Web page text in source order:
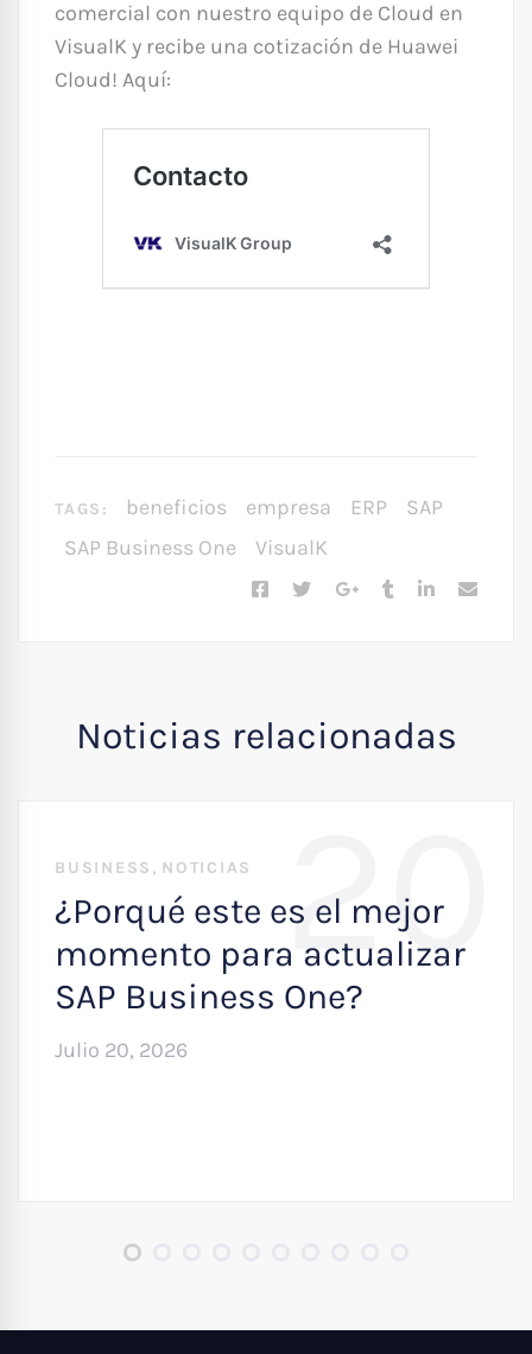
comercial con nuestro equipo de Cloud en
VisualK y recibe una cotización de Huawei
Cloud! Aquí:
TAGS: beneficios empresa ERP
SAP
SAP Business One
VisualK
Noticias relacionadas
20
BUSINESS , NOTICIAS
¿Porqué este es el mejor
momento para actualizar
SAP Business One?
Julio 20, 2026